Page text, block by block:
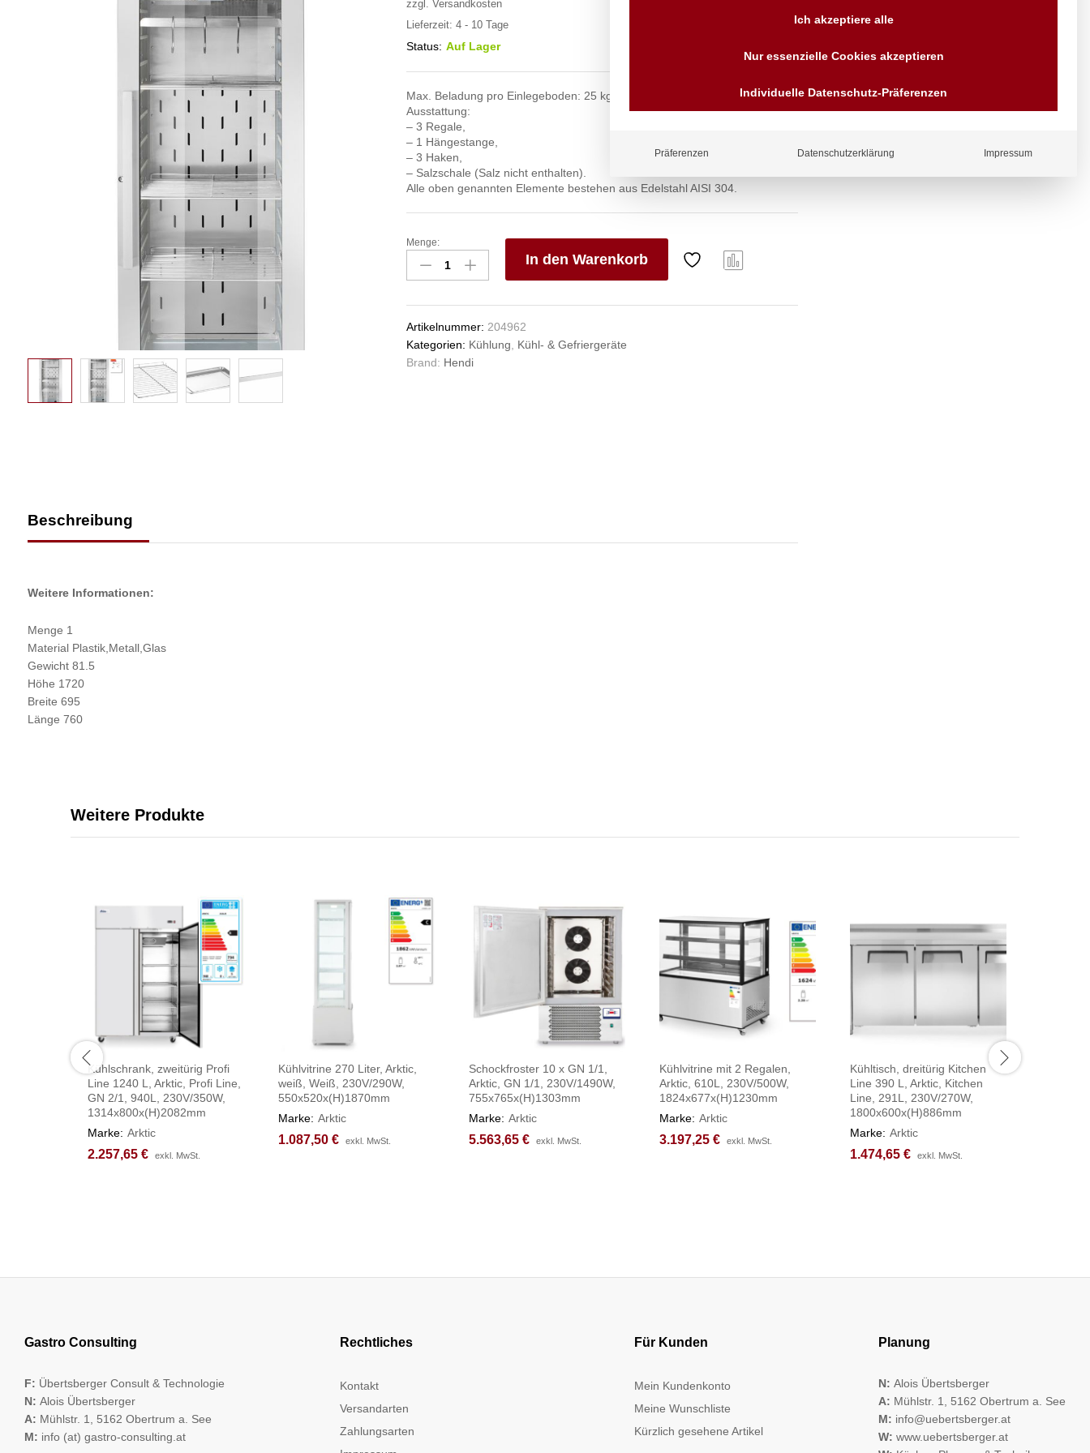
zzgl. Versandkosten
Lieferzeit: 4 - 10 Tage
Status: Auf Lager
Max. Beladung pro Einlegeboden: 25 kg.
Ausstattung:
– 3 Regale,
– 1 Hängestange,
– 3 Haken,
– Salzschale (Salz nicht enthalten).
Alle oben genannten Elemente bestehen aus Edelstahl AISI 304.
Fleischreifeschrank,
HENDI,
352L,
695x760x(H)1720mm
Anzahl
Menge:
In den Warenkorb
Artikelnummer: 204962
Kategorien: Kühlung, Kühl- & Gefriergeräte
Brand: Hendi
Beschreibung
Weitere Informationen:
Menge 1
Material Plastik,Metall,Glas
Gewicht 81.5
Höhe 1720
Breite 695
Länge 760
Anfragen
Wir sind seit über 40 Jahren
für Sie da
Vorrauskasse Paypal,
Kreditkarte, Direkt
Weitere Produkte
Kühlschrank, zweitürig Profi
Line 1240 L, Arktic, Profi Line,
GN 2/1, 940L, 230V/350W,
1314x800x(H)2082mm
Marke: Arktic
2.257,65 € exkl. MwSt.
2.257,65 € exkl. MwSt.
Kühlvitrine 270 Liter, Arktic,
weiß, Weiß, 230V/290W,
550x520x(H)1870mm
Marke: Arktic
1.087,50 € exkl. MwSt.
1.087,50 € exkl. MwSt.
Schockfroster 10 x GN 1/1,
Arktic, GN 1/1, 230V/1490W,
755x765x(H)1303mm
Marke: Arktic
5.563,65 € exkl. MwSt.
5.563,65 € exkl. MwSt.
Kühlvitrine mit 2 Regalen,
Arktic, 610L, 230V/500W,
1824x677x(H)1230mm
Marke: Arktic
3.197,25 € exkl. MwSt.
3.197,25 € exkl. MwSt.
Kühltisch, dreitürig Kitchen
Line 390 L, Arktic, Kitchen
Line, 291L, 230V/270W,
1800x600x(H)886mm
Marke: Arktic
1.474,65 € exkl. MwSt.
1.474,65 € exkl. MwSt.
Gastro Consulting
F: Übertsberger Consult & Technologie
N: Alois Übertsberger
A: Mühlstr. 1, 5162 Obertrum a. See
M: info (at) gastro-consulting.at
Rechtliches
Kontakt
Versandarten
Zahlungsarten
Für Kunden
Mein Kundenkonto
Meine Wunschliste
Kürzlich gesehene Artikel
Planung
N: Alois Übertsberger
A: Mühlstr. 1, 5162 Obertrum a. See
M: info@uebertsberger.at
W: www.uebertsberger.at
Ich akzeptiere alle
Nur essenzielle Cookies akzeptieren
Individuelle Datenschutz-Präferenzen
Präferenzen Datenschutzerklärung Impressum